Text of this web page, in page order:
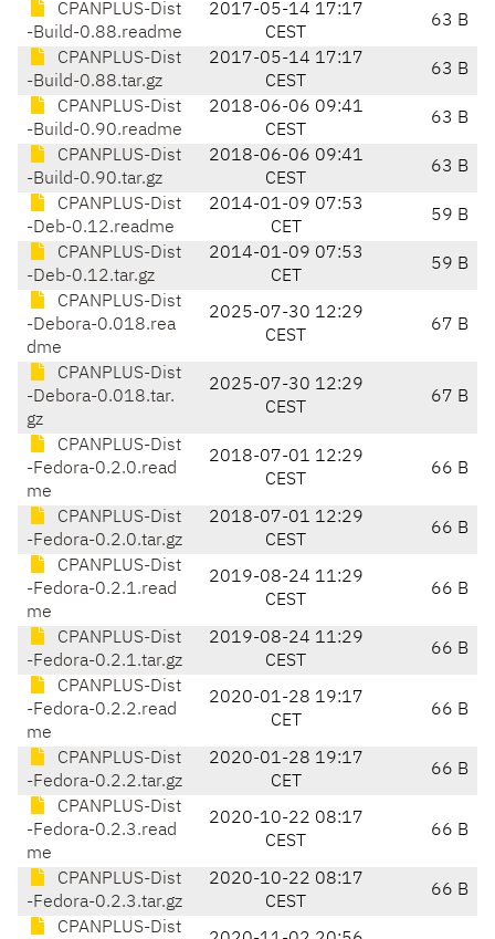
CPANPLUS-Dist
-Build-0.88.readme
2017-05-14 17:17
CEST
63 B
CPANPLUS-Dist
-Build-0.88.tar.gz
2017-05-14 17:17
CEST
63 B
CPANPLUS-Dist
-Build-0.90.readme
2018-06-06 09:41
CEST
63 B
CPANPLUS-Dist
-Build-0.90.tar.gz
2018-06-06 09:41
CEST
63 B
CPANPLUS-Dist
-Deb-0.12.readme
2014-01-09 07:53
CET
59 B
CPANPLUS-Dist
-Deb-0.12.tar.gz
2014-01-09 07:53
CET
59 B
CPANPLUS-Dist
-Debora-0.018.rea
dme
2025-07-30 12:29
CEST
67 B
CPANPLUS-Dist
-Debora-0.018.tar.
gz
2025-07-30 12:29
CEST
67 B
CPANPLUS-Dist
-Fedora-0.2.0.read
me
2018-07-01 12:29
CEST
66 B
CPANPLUS-Dist
-Fedora-0.2.0.tar.gz
2018-07-01 12:29
CEST
66 B
CPANPLUS-Dist
-Fedora-0.2.1.read
me
2019-08-24 11:29
CEST
66 B
CPANPLUS-Dist
-Fedora-0.2.1.tar.gz
2019-08-24 11:29
CEST
66 B
CPANPLUS-Dist
-Fedora-0.2.2.read
me
2020-01-28 19:17
CET
66 B
CPANPLUS-Dist
-Fedora-0.2.2.tar.gz
2020-01-28 19:17
CET
66 B
CPANPLUS-Dist
-Fedora-0.2.3.read
me
2020-10-22 08:17
CEST
66 B
CPANPLUS-Dist
-Fedora-0.2.3.tar.gz
2020-10-22 08:17
CEST
66 B
CPANPLUS-Dist